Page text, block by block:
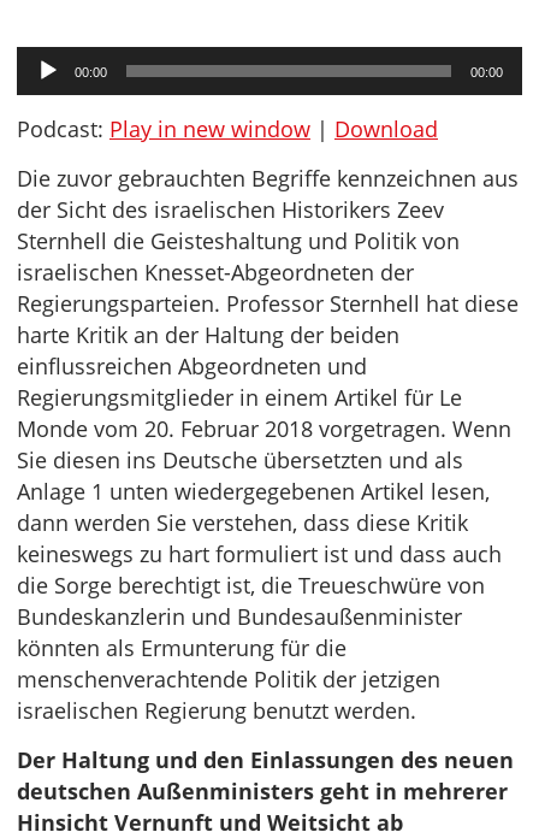
Audio-
Player
00:00 00:00
Podcast: Play in new window | Download
Die zuvor gebrauchten Begriffe kennzeichnen aus
der Sicht des israelischen Historikers Zeev
Sternhell die Geisteshaltung und Politik von
israelischen Knesset-Abgeordneten der
Regierungsparteien. Professor Sternhell hat diese
harte Kritik an der Haltung der beiden
einflussreichen Abgeordneten und
Regierungsmitglieder in einem Artikel für Le
Monde vom 20. Februar 2018 vorgetragen. Wenn
Sie diesen ins Deutsche übersetzten und als
Anlage 1 unten wiedergegebenen Artikel lesen,
dann werden Sie verstehen, dass diese Kritik
keineswegs zu hart formuliert ist und dass auch
die Sorge berechtigt ist, die Treueschwüre von
Bundeskanzlerin und Bundesaußenminister
könnten als Ermunterung für die
menschenverachtende Politik der jetzigen
israelischen Regierung benutzt werden.
Der Haltung und den Einlassungen des neuen
deutschen Außenministers geht in mehrerer
Hinsicht Vernunft und Weitsicht ab